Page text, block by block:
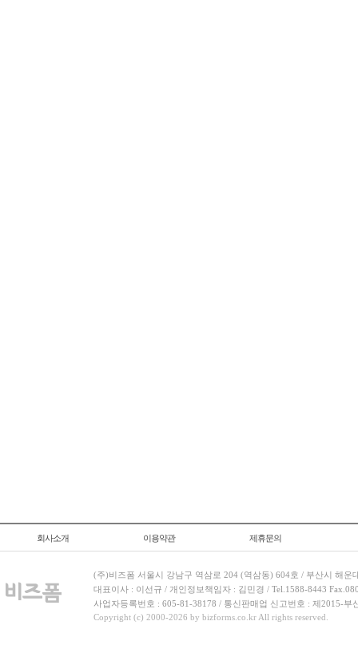
회사소개 이용약관 제휴문의
(주)비즈폼 서울시 강남구 역삼로 204 (역삼동) 604호 / 부산시 해운
대표이사 : 이선규 / 개인정보책임자 : 김민경 / Tel.1588-8443
사업자등록번호 : 605-81-38178 / 통신판매업 신고번호 : 제2015-부
Copyright (c) 2000-2026 by bizforms.co.kr All rights reserved.